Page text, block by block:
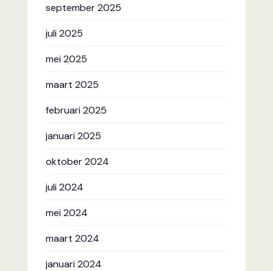
september 2025
juli 2025
mei 2025
maart 2025
februari 2025
januari 2025
oktober 2024
juli 2024
mei 2024
maart 2024
januari 2024